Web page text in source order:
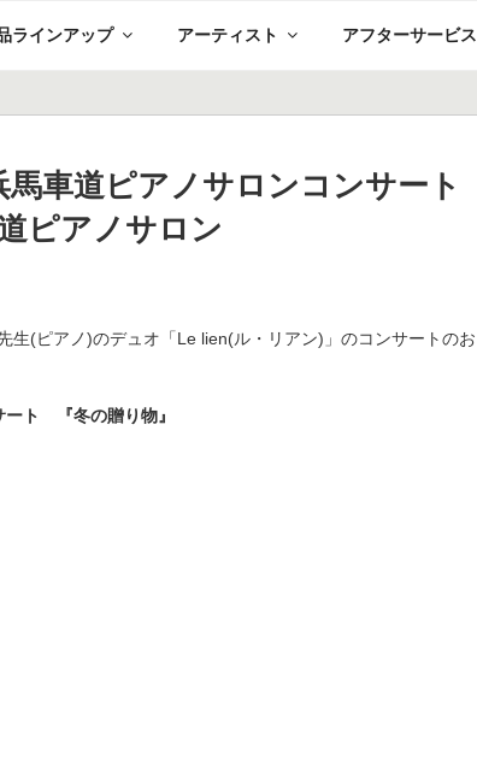
ラインアップ アーティスト アフターサービス
車道ピアノサロンコンサート
ピアノサロン
生(ピアノ)のデュオ「Le lien(ル・リアン)」のコンサートのお
ート 『冬の贈り物』